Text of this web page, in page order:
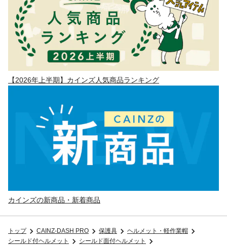
【2026年上半期】カインズ人気商品ランキング
カインズの新商品・新着商品
トップ CAINZ-DASH PRO 保護具
ヘルメット・軽作業帽
シールド付ヘルメット
シールド面付ヘルメット